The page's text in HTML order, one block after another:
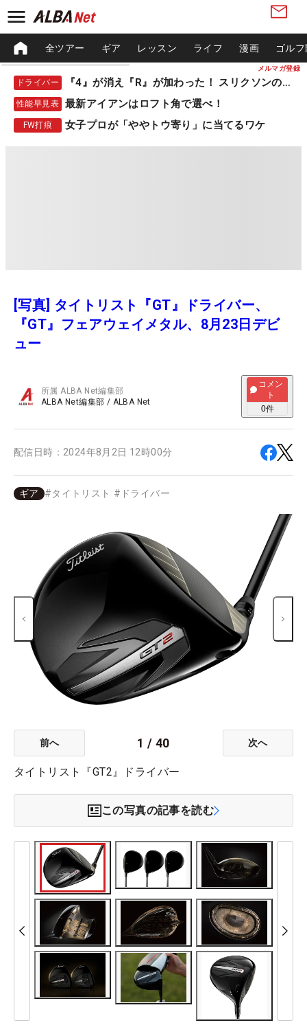
メルマガ登録
全ツアー ギア レッスン ライフ 漫画 ゴル
ドライバー 『4』が消え『R』が加わった！ スリクソンの新作
性能早見表 最新アイアンはロフト角で選べ！
FW打痕 女子プロが「ややトウ寄り」に当てるワケ
[写真] タイトリスト『GT』ドライバー、
『GT』フェアウェイメタル、8月23日デビ
ュー
所属ALBA Net編集部
ALBA Net編集部 / ALBA Net
コメン
ト
0件
配信日時： 2024年8月2日 12時00分
ギア #タイトリスト # ドライバー
前へ 1 / 40 次へ
タイトリスト『GT2』ドライバー
この写真の記事を読む